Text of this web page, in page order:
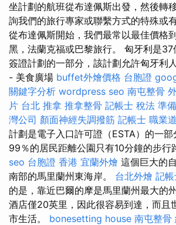
坐計劃的航班從布達佩斯出發，然後轉
詢我們的旅行專家或聯繫方式的特殊或
從布達佩斯開始，我們最常以最佳價格
黑，法蘭克福或巴黎旅行。 匈牙利是
簽證計劃的一部分，該計劃允許匈牙利
- 美食廣場 buffet外燴價格 台胞證
關鍵字分析 wordpress seo 南屯整骨
片 台北 推拿 推拿整骨 記帳士 稅法 準備
灣公司 顏面神經失調撥筋 記帳士 職業
計劃是電子入口許可證（ESTA）的一
99％的居民距離公園只有10分鐘的步行
seo 台胞證 香港 宜蘭外燴 這個巨大的
南部的馬里蘭州東海岸。 台北外燴 記
的是，靠近巴爾的摩是馬里蘭州最大的
酒店僅20英里，因此很容易到達，而且
市生活。 bonesetting house 南屯整骨